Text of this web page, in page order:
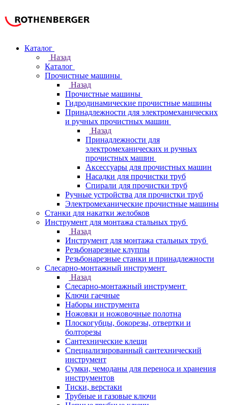
Каталог
Назад
Каталог
Прочистные машины
Назад
Прочистные машины
Гидродинамические прочистные машины
Принадлежности для электромеханических
и ручных прочистных машин
Назад
Принадлежности для
электромеханических и ручных
прочистных машин
Аксессуары для прочистных машин
Насадки для прочистки труб
Спирали для прочистки труб
Ручные устройства для прочистки труб
Электромеханические прочистные машины
Станки для накатки желобков
Инструмент для монтажа стальных труб
Назад
Инструмент для монтажа стальных труб
Резьбонарезные клуппы
Резьбонарезные станки и принадлежности
Слесарно-монтажный инструмент
Назад
Слесарно-монтажный инструмент
Ключи гаечные
Наборы инструмента
Ножовки и ножовочные полотна
Плоскогубцы, бокорезы, отвертки и
болторезы
Сантехнические клещи
Специализированный сантехнический
инструмент
Сумки, чемоданы для переноса и хранения
инструментов
Тиски, верстаки
Трубные и газовые ключи